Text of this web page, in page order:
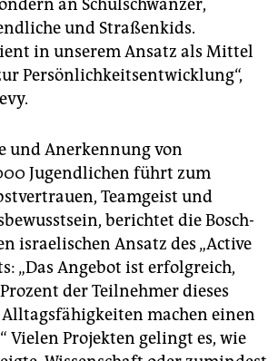
an Schulschwänzer,
und Straßenkids.
in unserem Ansatz als Mittel
Persönlichkeitsentwicklung“,
und Anerkennung von
Jugendlichen führt zum
Teamgeist und
berichtet die Bosch-
israelischen Ansatz des „Active
„Das Angebot ist erfolgreich,
der Teilnehmer dieses
machen einen
Vielen Projekten gelingt es, wie